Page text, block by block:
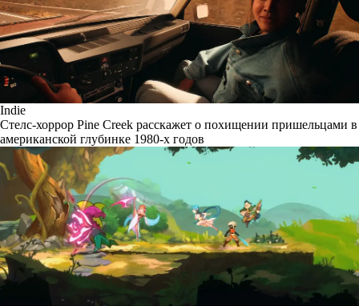
Indie
Стелс-хоррор Pine Creek расскажет о похищении пришельцами в
американской глубинке 1980-х годов